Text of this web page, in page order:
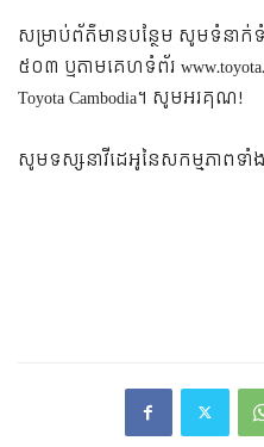
សម្រាប់ព័ត៌មានបន្ថែម សូមទំនា
៥០៣ ឬតាមគេហទំព័រ
Toyota Cambodia។ សូមអរគុណ!
សូមទស្សនាវីដេអូនៃសកម្មភាពទ